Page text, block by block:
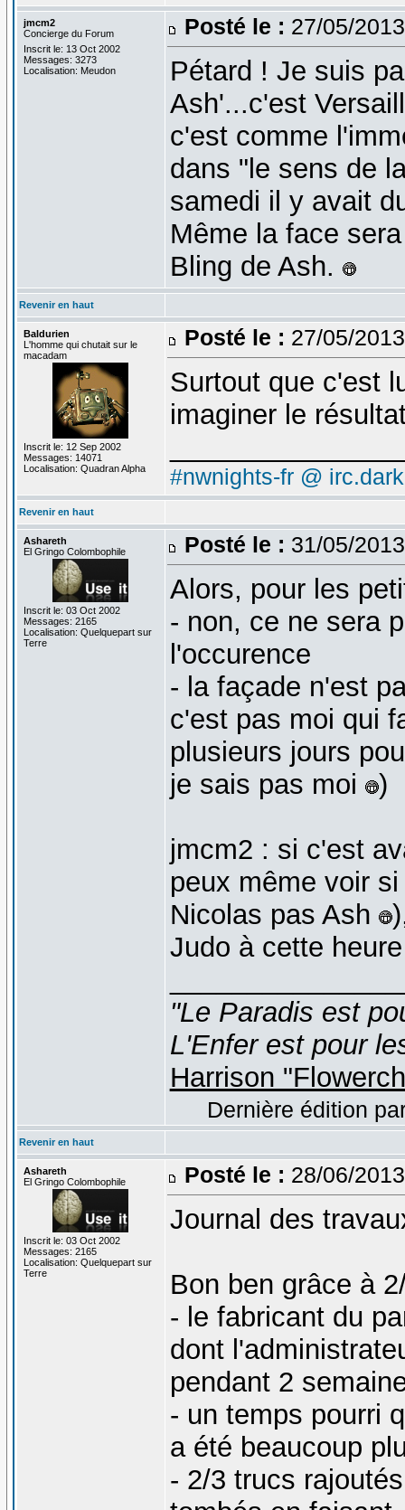
jmcm2
Concierge du Forum
Inscrit le: 13 Oct 2002
Messages: 3273
Localisation: Meudon
Posté le : 27/05/
Pétard ! Je suis
Ash'...c'est
c'est comme
dans "le sens de
samedi il y avait
Même la face
Bling de Ash.
Revenir en haut
Baldurien
L'homme qui chutait sur le
macadam
Inscrit le: 12 Sep 2002
Messages: 14071
Localisation: Quadran Alpha
Posté le : 27/05/
Surtout que c'est
imaginer le
#nwnights-fr @
Revenir en haut
Ashareth
El Gringo Colombophile
Inscrit le: 03 Oct 2002
Messages: 2165
Localisation: Quelquepart sur
Terre
Posté le : 31/05/
Alors, pour les
- non, ce ne sera
l'occurence
- la façade n'est
c'est pas moi qui
plusieurs jours
je sais pas moi
)
jmcm2 : si c'est
peux même voir
Nicolas pas Ash
Judo à cette
"Le Paradis est
L'Enfer est pour
Harrison
Dernière édition
Revenir en haut
Ashareth
El Gringo Colombophile
Inscrit le: 03 Oct 2002
Messages: 2165
Localisation: Quelquepart sur
Terre
Posté le : 28/06/
Journal des
Bon ben grâce à
- le fabricant du
dont
pendant 2
- un temps pourri
a été beaucoup
- 2/3 trucs